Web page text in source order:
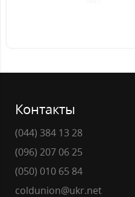
Контакты
(044) 384 13 28
(096) 207 06 25
(050) 010 65 84
coldunion@ukr.net